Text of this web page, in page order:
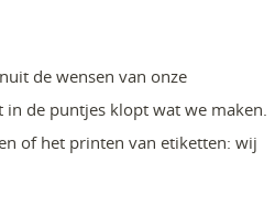
de wensen van onze
de puntjes klopt wat we maken.
of het printen van etiketten: wij